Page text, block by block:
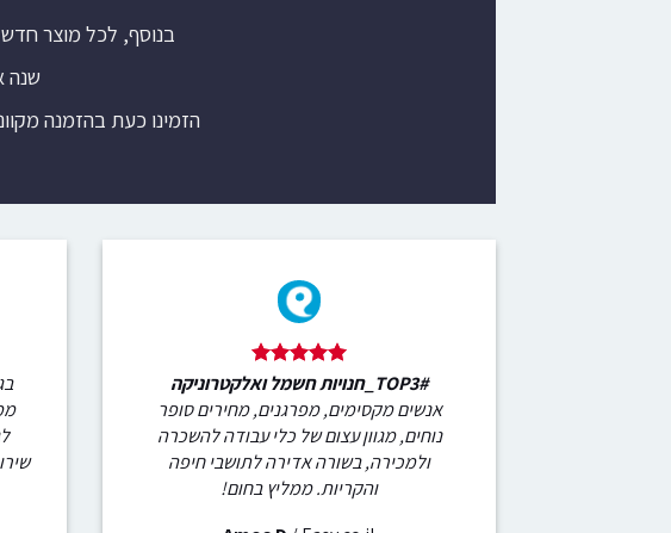
בנוסף, לכל מוצר
שנה
הזמינו כעת בהזמנה
#TOP3_חנויות חשמל ואלקטרוניקה
אנשים מקסימים, מפרגנים, מחירים סופר
נוחים, מגוון עצום של כלי עבודה להשכרה
ולמכירה, בשורה אדירה לתושבי חיפה
והקריות. ממליץ בחום!